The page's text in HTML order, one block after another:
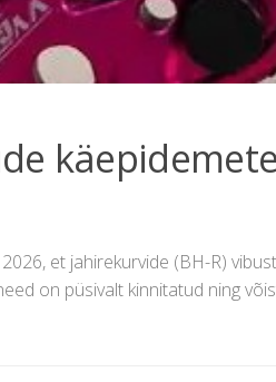
et jahirekurvide (BH-R)
on püsivalt kinnitatud ning